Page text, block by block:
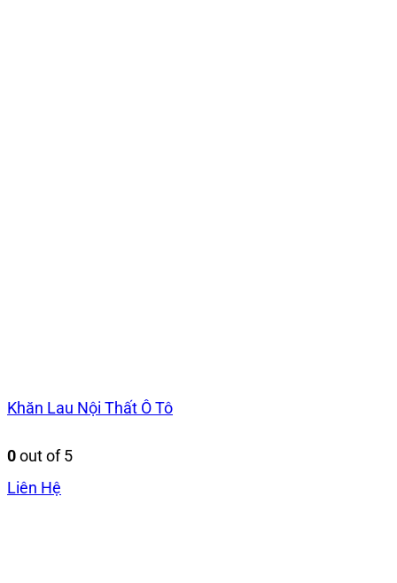
Khăn Lau Nội Thất Ô Tô
0out of 5
Liên Hệ